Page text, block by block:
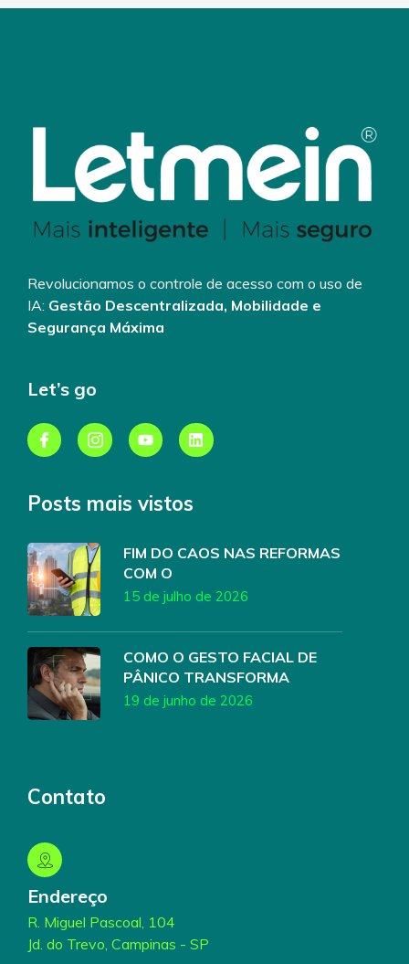
Revolucionamos o controle de acesso com o uso de
IA: Gestão Descentralizada, Mobilidade e
Segurança Máxima
Let’s go
Posts mais vistos
FIM DO CAOS NAS REFORMAS
COM O
15 de julho de 2026
COMO O GESTO FACIAL DE
PÂNICO TRANSFORMA
19 de junho de 2026
Contato
Endereço
R. Miguel Pascoal, 104
Jd. do Trevo, Campinas - SP